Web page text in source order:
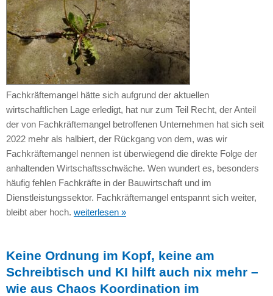
Fachkräftemangel hätte sich aufgrund der aktuellen
wirtschaftlichen Lage erledigt, hat nur zum Teil Recht, der Anteil
der von Fachkräftemangel betroffenen Unternehmen hat sich seit
2022 mehr als halbiert, der Rückgang von dem, was wir
Fachkräftemangel nennen ist überwiegend die direkte Folge der
anhaltenden Wirtschaftsschwäche. Wen wundert es, besonders
häufig fehlen Fachkräfte in der Bauwirtschaft und im
Dienstleistungssektor. Fachkräftemangel entspannt sich weiter,
bleibt aber hoch. weiterlesen »
Keine Ordnung im Kopf, keine am
Schreibtisch und KI hilft auch nix mehr –
wie aus Chaos Koordination im